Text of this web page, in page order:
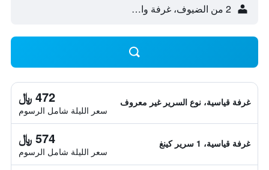
2 من الضيوف، غرفة واحدة
غرفة قياسية، نوع السرير غير معروف 472 ﷼
سعر الليلة شامل الرسوم
غرفة قياسية، 1 سرير كينغ 574 ﷼
سعر الليلة شامل الرسوم